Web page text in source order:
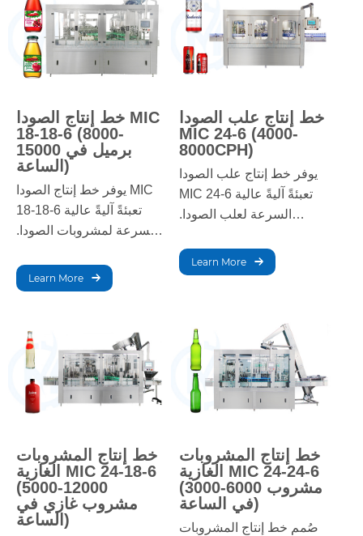
خط إنتاج الصودا MIC
18-18-6 (8000-
15000 برميل في
الساعة)
يوفر خط إنتاج الصودا MIC
18-18-6 تعبئةً آليةً عالية
السرعة لمشروبات الصودا.
والتوسيم، يضمن إنتاجًا فعالًا
وموثوقًا للعمليات واسعة
Learn More
خط إنتاج علب الصودا
MIC 24-6 (4000-
8000CPH)
يوفر خط إنتاج علب الصودا
MIC 24-6 تعبئةً آليةً عالية
السرعة لعلب الصودا.
والإغلاق ووضع العلامات،
مما يوفر حلاً فعالاً وموثوقًا
Learn More
خط إنتاج المشروبات
الغازية MIC 24-18-6
(5000-12000
مشروب غازي في
الساعة)
خط إنتاج المشروبات
الغازية MIC 24-24-6
(3000-6000 مشروب
في الساعة)
صُمم خط إنتاج المشروبات